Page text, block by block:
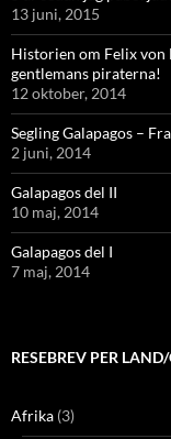
13 juni, 2015
Historien om Felix von
gentlemans piraterna!
12 oktober, 2014
Segling Galapagos –
2 juni, 2014
Galapagos del II
10 maj, 2014
Galapagos del I
7 maj, 2014
RESEBREV PER
Afrika (3)